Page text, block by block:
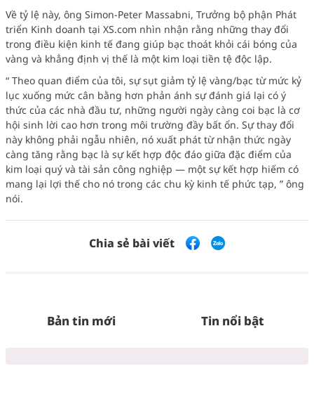
Về tỷ lệ này, ông Simon-Peter Massabni, Trưởng bộ phận Phát
triển Kinh doanh tại XS.com nhìn nhận rằng những thay đổi
trong điều kiện kinh tế đang giúp bạc thoát khỏi cái bóng của
vàng và khẳng định vị thế là một kim loại tiền tệ độc lập.
“ Theo quan điểm của tôi, sự sụt giảm tỷ lệ vàng/bạc từ mức kỷ
lục xuống mức cân bằng hơn phản ánh sự đánh giá lại có ý
thức của các nhà đầu tư, những người ngày càng coi bạc là cơ
hội sinh lời cao hơn trong môi trường đầy bất ổn. Sự thay đổi
này không phải ngẫu nhiên, nó xuất phát từ nhận thức ngày
càng tăng rằng bạc là sự kết hợp độc đáo giữa đặc điểm của
kim loại quý và tài sản công nghiệp — một sự kết hợp hiếm có
mang lại lợi thế cho nó trong các chu kỳ kinh tế phức tạp, ” ông
nói.
Chia sẻ bài viết
Bản tin mới Tin nổi bật